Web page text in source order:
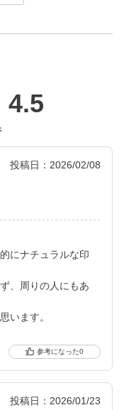
イメージモデルを務め
ップで、パッと瞳を華
コスプレ用まで用途幅
4.5
投稿日：2026/02/08
にナチュラルな印
、周りの人にもあ
います。
0
投稿日：2026/01/23